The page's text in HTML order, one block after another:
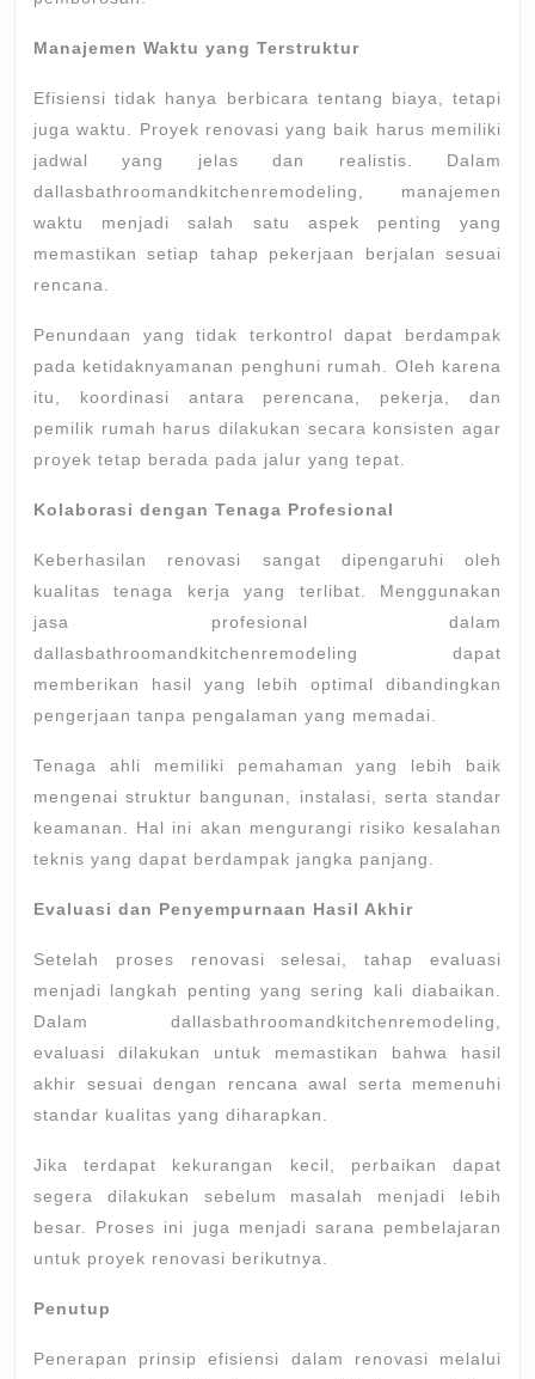
Manajemen Waktu yang Terstruktur
Efisiensi tidak hanya berbicara tentang biaya, tetapi
juga waktu. Proyek renovasi yang baik harus memiliki
jadwal yang jelas dan realistis. Dalam
dallasbathroomandkitchenremodeling, manajemen
waktu menjadi salah satu aspek penting yang
memastikan setiap tahap pekerjaan berjalan sesuai
rencana.
Penundaan yang tidak terkontrol dapat berdampak
pada ketidaknyamanan penghuni rumah. Oleh karena
itu, koordinasi antara perencana, pekerja, dan
pemilik rumah harus dilakukan secara konsisten agar
proyek tetap berada pada jalur yang tepat.
Kolaborasi dengan Tenaga Profesional
Keberhasilan renovasi sangat dipengaruhi oleh
kualitas tenaga kerja yang terlibat. Menggunakan
jasa profesional dalam
dallasbathroomandkitchenremodeling dapat
memberikan hasil yang lebih optimal dibandingkan
pengerjaan tanpa pengalaman yang memadai.
Tenaga ahli memiliki pemahaman yang lebih baik
mengenai struktur bangunan, instalasi, serta standar
keamanan. Hal ini akan mengurangi risiko kesalahan
teknis yang dapat berdampak jangka panjang.
Evaluasi dan Penyempurnaan Hasil Akhir
Setelah proses renovasi selesai, tahap evaluasi
menjadi langkah penting yang sering kali diabaikan.
Dalam dallasbathroomandkitchenremodeling,
evaluasi dilakukan untuk memastikan bahwa hasil
akhir sesuai dengan rencana awal serta memenuhi
standar kualitas yang diharapkan.
Jika terdapat kekurangan kecil, perbaikan dapat
segera dilakukan sebelum masalah menjadi lebih
besar. Proses ini juga menjadi sarana pembelajaran
untuk proyek renovasi berikutnya.
Penutup
Penerapan prinsip efisiensi dalam renovasi melalui